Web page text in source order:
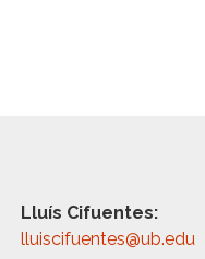
Lluís Cifuentes:
lluiscifuentes@ub.edu